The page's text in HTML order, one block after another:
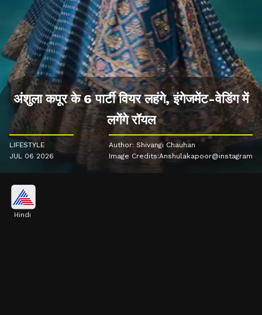
अंशुला कपूर के 6 पार्टी वियर लहंगे, इंगेजमेंट-वेडिंग में
लगेंगे रॉयल
LIFESTYLE
JUL 06 2026
Author: Shivangi Chauhan
Image Credits:Anshulakapoor@instagram
Hindi